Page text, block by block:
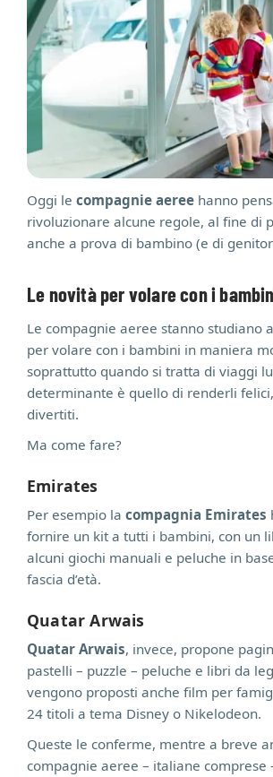
Oggi le compagnie aeree hanno
rivoluzionare alcune regole, al fine di
anche a prova di bambino (e di
Le novità per volare con i
Le compagnie aeree stanno studiano
per volare con i bambini in maniera
soprattutto quando si tratta di viaggi
determinante è quello di renderli
divertiti.
Ma come fare?
Emirates
Per esempio la compagnia Emirates
fornire un kit a tutti i bambini, con un
alcuni giochi manuali e peluche in
fascia d’età.
Quatar Arwais
Quatar Arwais, invece, propone
pastelli – puzzle – peluche e libri da
vengono proposti anche film per
24 titoli a tema Disney o Nikelodeon.
Queste le conferme, mentre a breve
compagnie aeree – italiane comprese